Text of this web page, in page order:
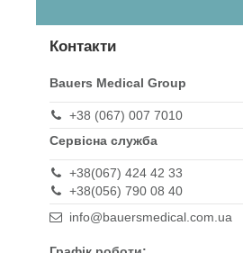
Контакти
Bauers Medical Group
+38 (067) 007 7010
Сервісна служба
+38(067) 424 42 33
+38(056) 790 08 40
info@bauersmedical.com.ua